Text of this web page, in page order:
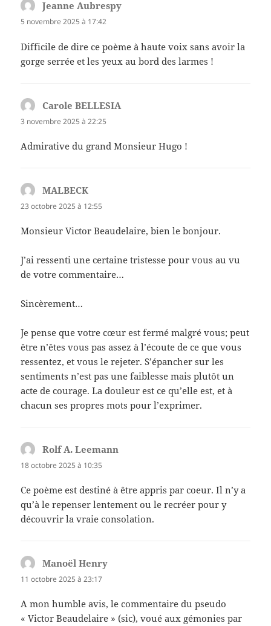
Jeanne Aubrespy
5 novembre 2025 à 17:42
Difficile de dire ce poème à haute voix sans avoir la
gorge serrée et les yeux au bord des larmes !
Carole BELLESIA
3 novembre 2025 à 22:25
Admirative du grand Monsieur Hugo !
MALBECK
23 octobre 2025 à 12:55
Monsieur Victor Beaudelaire, bien le bonjour.
J’ai ressenti une certaine tristesse pour vous au vu
de votre commentaire…
Sincèrement…
Je pense que votre cœur est fermé malgré vous; peut
être n’êtes vous pas assez à l’écoute de ce que vous
ressentez, et vous le rejeter. S’épancher sur les
sentiments n’est pas une faiblesse mais plutôt un
acte de courage. La douleur est ce qu’elle est, et à
chacun ses propres mots pour l’exprimer.
Rolf A. Leemann
18 octobre 2025 à 10:35
Ce poème est destiné à être appris par coeur. Il n’y a
qu’à le repenser lentement ou le recréer pour y
découvrir la vraie consolation.
Manoël Henry
11 octobre 2025 à 23:17
A mon humble avis, le commentaire du pseudo
« Victor Beaudelaire » (sic), voué aux gémonies par